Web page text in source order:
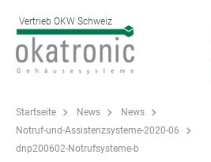
Vertrieb OKW Schweiz
Startseite News
News
Notruf-und-Assistenzsysteme-2020-06
dnp200602-Notrufsysteme-b